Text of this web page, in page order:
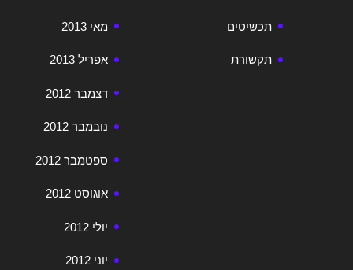
מאי 2013
אפריל 2013
דצמבר 2012
נובמבר 2012
ספטמבר 2012
אוגוסט 2012
יולי 2012
יוני 2012
תכשיטים
תקשורת